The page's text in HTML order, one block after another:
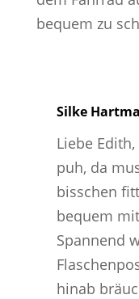
bequem zu
Silke
Liebe Edith,
puh, da
bisschen
bequem
Spannend
hinab